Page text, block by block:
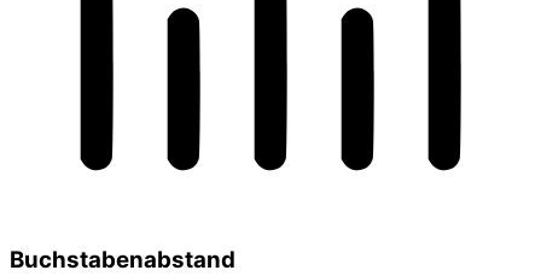
Buchstabenabstand